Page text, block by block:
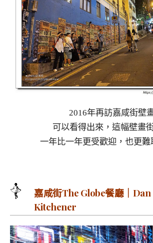
2016年再訪嘉咸街壁
可以看得出來，這幅壁畫
一年比一年更受歡迎，也更難
嘉咸街The Globe餐廳｜Dan
Kitchener